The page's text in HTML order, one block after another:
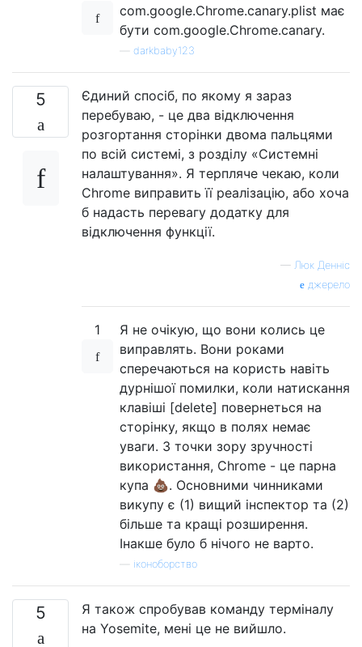
com.google.Chrome.canary.plist має
бути com.google.Chrome.canary.
darkbaby123
5
Єдиний спосіб, по якому я зараз
перебуваю, - це два відключення
розгортання сторінки двома пальцями
по всій системі, з розділу «Системні
налаштування». Я терпляче чекаю, коли
Chrome виправить її реалізацію, або хоча
б надасть перевагу додатку для
відключення функції.
— Люк Денніс
джерело
1
Я не очікую, що вони колись це
виправлять. Вони роками
сперечаються на користь навіть
дурнішої помилки, коли натискання
клавіші [delete] повернеться на
сторінку, якщо в полях немає
уваги. З точки зору зручності
використання, Chrome - це парна
купа 💩. Основними чинниками
викупу є (1) вищий інспектор та (2)
більше та кращі розширення.
Інакше було б нічого не варто.
іконоборство
5
Я також спробував команду терміналу
на Yosemite, мені це не вийшло.